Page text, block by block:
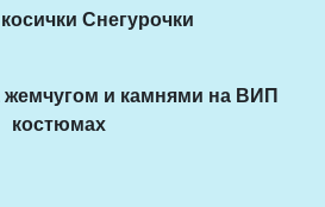
Снегурочки
и камнями на ВИП
костюмах